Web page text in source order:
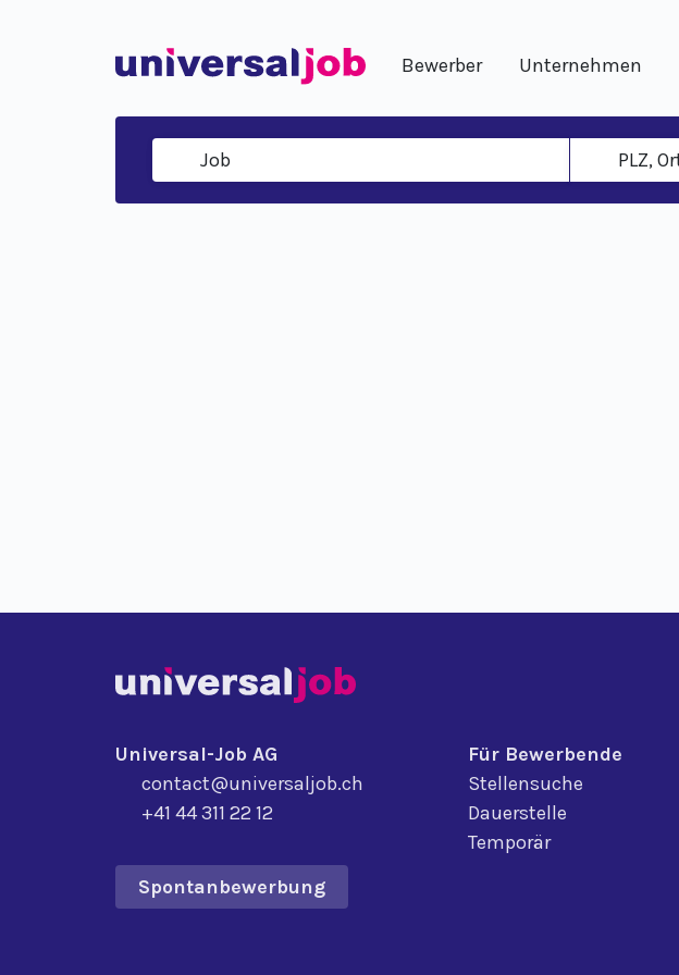
Bewerber Unternehmen
Universal-Job AG
contact@universaljob.ch
+41 44 311 22 12
Spontanbewerbung
Für Bewerbende
Stellensuche
Dauerstelle
Temporär